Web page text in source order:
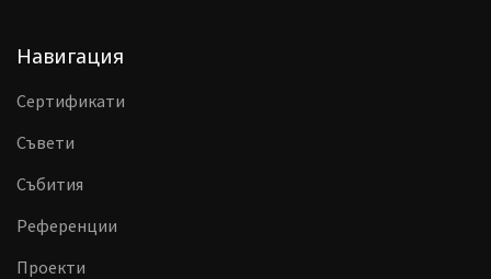
Навигация
Сертификати
Съвети
Събития
Референции
Проекти